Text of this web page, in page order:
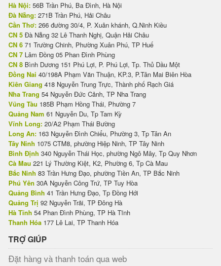
Hà Nội: 56B Trần Phú, Ba Đình, Hà Nội
Đà Nẵng: 271B Trần Phú, Hải Châu
Cần Thơ: 266 đường 30/4, P. Xuân khánh, Q.Ninh Kiều
CN 5 Đà Nẵng 32 Lê Thanh Nghị, Quận Hải Châu
CN 6 71 Trường Chinh, Phường Xuân Phú, TP Huế
CN 7 Lâm Đồng 05 Phan Đình Phùng
CN 8 Bình Dương 151 Phú Lợi, P. Phú Lợi, Tp. Thủ Dầu Một
Đồng Nai 40/198A Phạm Văn Thuận, KP.3, P.Tân Mai Biên Hòa
Kiên Giang 418 Nguyễn Trung Trực, Thành phố Rạch Giá
Nha Trang 54 Nguyễn Đức Cảnh, TP Nha Trang
Vũng Tàu 185B Phạm Hồng Thái, Phường 7
Quảng Nam 61 Nguyễn Du, Tp Tam Kỳ
Vĩnh Long: 20/A2 Phạm Thái Bường
Long An: 163 Nguyễn Đình Chiểu, Phường 3, Tp Tân An
Tây Ninh 1075 CTM8, phường Hiệp Ninh, TP Tây Ninh
Bình Định 340 Nguyễn Thái Học, phường Ngô Mây, Tp Quy Nhơn
Cà Mau 221 Lý Thường Kiệt, K2, Phường 6, Tp Cà Mau
Bắc Ninh 83 Trần Hưng Đạo, phường Tiền An, TP Bắc Ninh
Phú Yên 30A Nguyễn Công Trứ, TP Tuy Hòa
Quảng Bình 41 Trần Hưng Đạo, Tp Đồng Hới
Quảng Trị 92 Nguyễn Trãi, TP Đông Hà
Hà Tĩnh 54 Phan Đình Phùng, TP Hà Tĩnh
Thanh Hóa 177 Lê Lai, TP Thanh Hóa
TRỢ GIÚP
Đặt hàng và thanh toán qua web